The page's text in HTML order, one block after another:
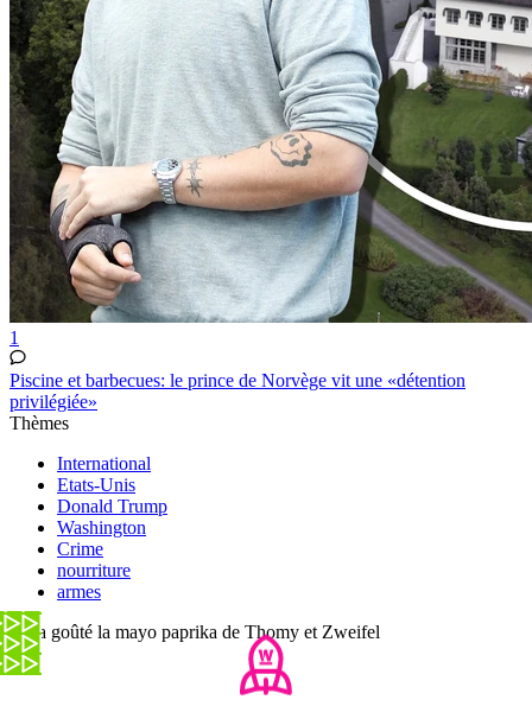
1
Piscine et barbecues: le prince de Norvège vit une «détention
privilégiée»
Thèmes
International
Etats-Unis
Donald Trump
Washington
Crime
nourriture
armes
On a goûté la mayo paprika de Thomy et Zweifel